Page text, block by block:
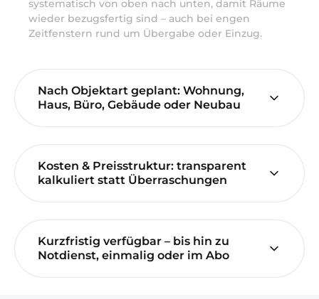
systematisch von oben nach unten, damit Räume
wieder bezugsfertig sind – auch bei engen
Zeitfenstern rund um Übergabe oder Einzug.
Nach Objektart geplant: Wohnung,
Haus, Büro, Gebäude oder Neubau
Kosten & Preisstruktur: transparent
kalkuliert statt Überraschungen
Kurzfristig verfügbar – bis hin zu
Notdienst, einmalig oder im Abo